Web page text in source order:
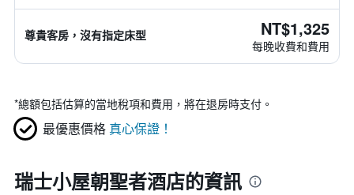
尊貴客房，沒有指定床型 NT$1,325
每晚收費和費用
*總額包括估算的當地稅項和費用，將在退房時支付。
最優惠價格 真心保證！
瑞士小屋朝聖者酒店的資訊